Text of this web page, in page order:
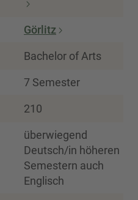
Görlitz
Bachelor of Arts
7 Semester
210
überwiegend
Deutsch/in höheren
Semestern auch
Englisch